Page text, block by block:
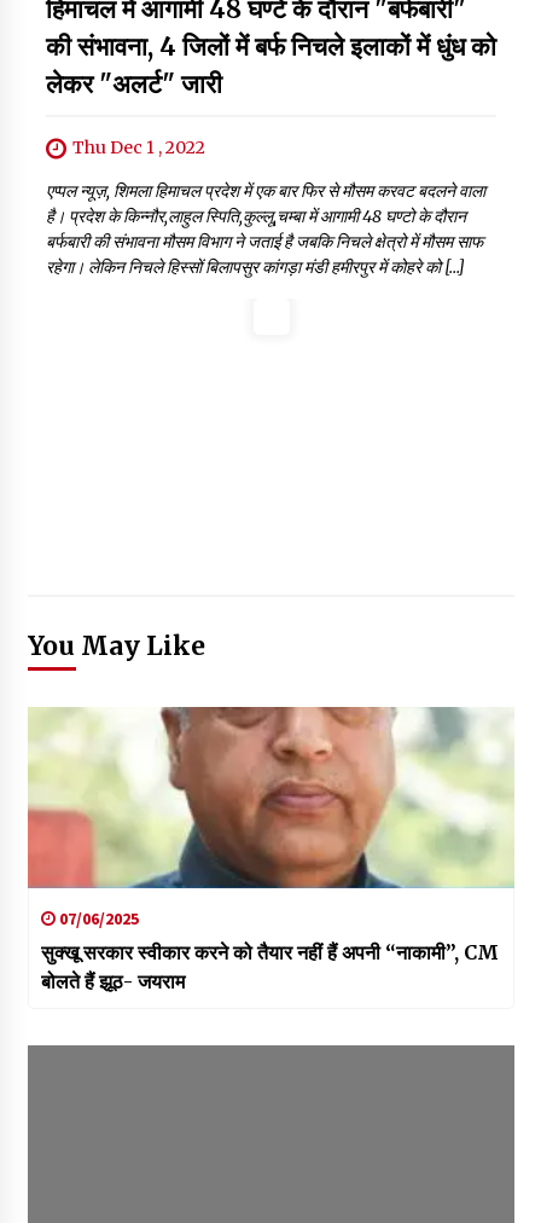
हिमाचल में आगामी 48 घण्टे के दौरान "बर्फबारी"
की संभावना, 4 जिलों में बर्फ निचले इलाकों में धुंध को
लेकर "अलर्ट" जारी
Thu Dec 1 , 2022
एप्पल न्यूज़, शिमला हिमाचल प्रदेश में एक बार फिर से मौसम करवट बदलने वाला
है। प्रदेश के किन्नौर,लाहुल स्पिति,कुल्लू,चम्बा में आगामी 48 घण्टो के दौरान
बर्फबारी की संभावना मौसम विभाग ने जताई है जबकि निचले क्षेत्रो में मौसम साफ
रहेगा। लेकिन निचले हिस्सों बिलापसुर कांगड़ा मंडी हमीरपुर में कोहरे को […]
You May Like
07/06/2025
सुक्खू सरकार स्वीकार करने को तैयार नहीं हैं अपनी “नाकामी”, CM
बोलते हैं झूठ- जयराम